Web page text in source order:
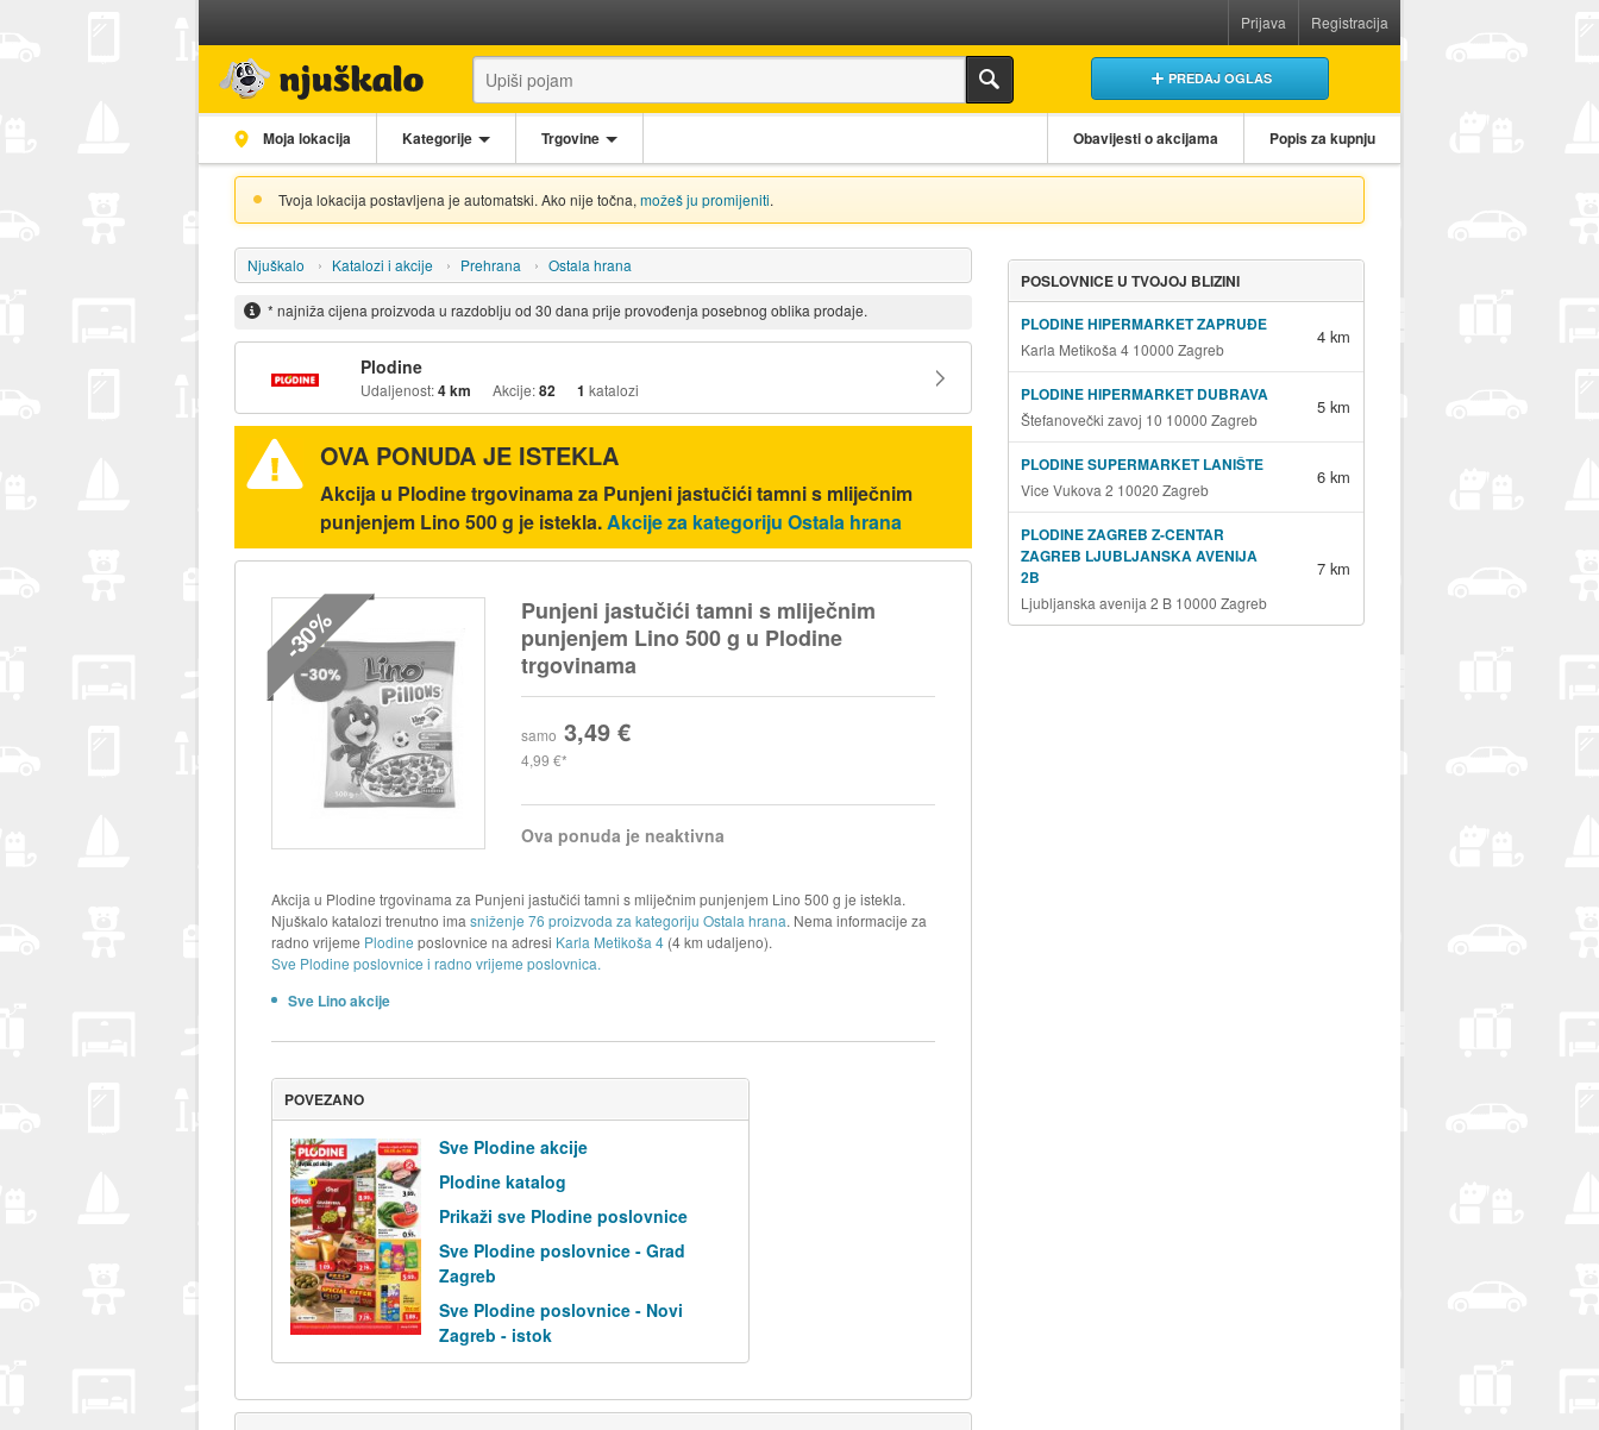
Prijava Registracija
PREDAJ OGLAS
Moja lokacija Kategorije Trgovine Obavijesti o akcijama Popis za kupnju
Tvoja lokacija postavljena je automatski. Ako nije točna, možeš ju promijeniti.
Njuškalo Katalozi i akcije Prehrana Ostala hrana
* najniža cijena proizvoda u razdoblju od 30 dana prije provođenja posebnog oblika prodaje.
Plodine
Udaljenost:4 km Akcije:82 1 katalozi
OVA PONUDA JE ISTEKLA
Akcija u Plodine trgovinama za Punjeni jastučići tamni s mliječnim
punjenjem Lino 500 g je istekla.Akcije za kategoriju Ostala hrana
-30%
Punjeni jastučići tamni s mliječnim
punjenjem Lino 500 g u Plodine
trgovinama
samo 3,49 €
4,99 €
Ova ponuda je neaktivna
Akcija u Plodine trgovinama za Punjeni jastučići tamni s mliječnim punjenjem Lino 500 g je istekla.
Njuškalo katalozi trenutno imasniženje 76 proizvoda za kategoriju Ostala hrana. Nema informacije za
radno vrijeme Plodine poslovnice na adresi Karla Metikoša 4 (4 km udaljeno).
Sve Plodine poslovnice i radno vrijeme poslovnica.
Sve Lino akcije
POVEZANO
Sve Plodine akcije
Plodine katalog
Prikaži sve Plodine poslovnice
Sve Plodine poslovnice - Grad
Zagreb
Sve Plodine poslovnice - Novi
Zagreb - istok
POSLOVNICE U TVOJOJ BLIZINI
PLODINE HIPERMARKET ZAPRUĐE
Karla Metikoša 4 10000 Zagreb
4 km
PLODINE HIPERMARKET DUBRAVA
Štefanovečki zavoj 10 10000 Zagreb
5 km
PLODINE SUPERMARKET LANIŠTE
Vice Vukova 2 10020 Zagreb
6 km
PLODINE ZAGREB Z-CENTAR
ZAGREB LJUBLJANSKA AVENIJA
2B
Ljubljanska avenija 2 B 10000 Zagreb
7 km